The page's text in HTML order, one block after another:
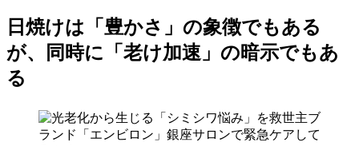
日焼けは「豊かさ」の象徴でもある
が、同時に「老け加速」の暗示でもあ
る